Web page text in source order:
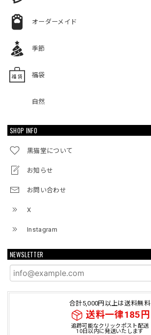
オーダーメイド
季節
福袋
自然
SHOP INFO
黒猫堂について
お知らせ
お問い合わせ
X
Instagram
NEWSLETTER
合計5,000円以上は送料無料
送料一律185円
追跡可能なクリックポスト配送
10日以内に発送いたします